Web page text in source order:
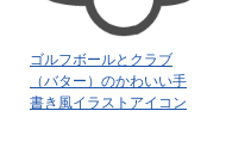
ゴルフボールとクラブ
（バター）のかわいい手
書き風イラストアイコン